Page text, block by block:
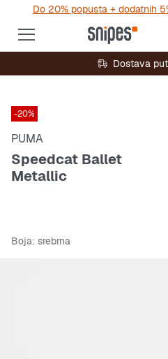
Do 20% popusta + dodatnih
Dostava
-20%
PUMA
Speedcat Ballet
Metallic
Boja: srebrna